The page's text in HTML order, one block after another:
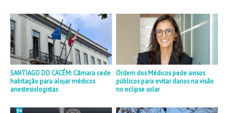
SANTIAGO DO CACÉM: Câmara cede
habitação para alojar médicos
anestesiologistas
Ordem dos Médicos pede avisos
públicos para evitar danos na visão
no eclipse solar